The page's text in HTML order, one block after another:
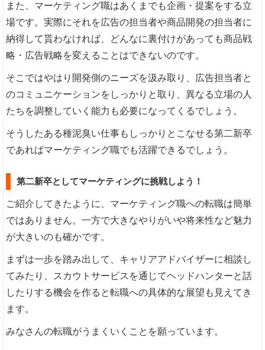
また、マーケティング職はあくまでも企画・提案をする立
場です。実際にそれを広告の担当者や商品開発の担当者に
納得して貰わなければ、どんなに裏付けがあっても商品戦
略・広告戦略を変えることはできないのです。
そこではやはり開発側のニーズを汲み取り、広告担当者と
のコミュニケーションをしっかりと取り、異なる立場の人
たちを調整していく能力も必要になってくるでしょう。
そうしたある種泥臭い仕事もしっかりとこなせる第二新卒
であればマーケティング職でも活躍できるでしょう。
第二新卒としてマーケティングに挑戦しよう！
ご紹介してきたように、マーケティング職への転職は簡単
ではありません。一方で大きなやりがいや将来性など魅力
が大きいのも確かです。
まずは一歩を踏み出して、キャリアアドバイザーに相談し
てみたり、スカウトサービスを通じてヘッドハンターと話
したりする機会を作ると転職への具体的な展望も見えてき
ます。
みなさんの転職がうまくいくことを願っています。